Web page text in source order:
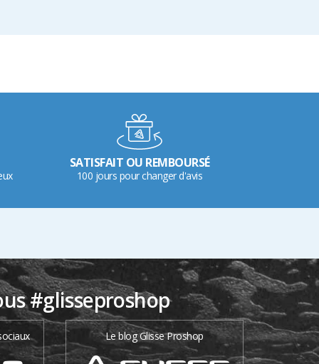
SATISFAIT OU REMBOURSÉ
100 jours pour changer d'avis
#glisseproshop
Le blog Glisse Proshop